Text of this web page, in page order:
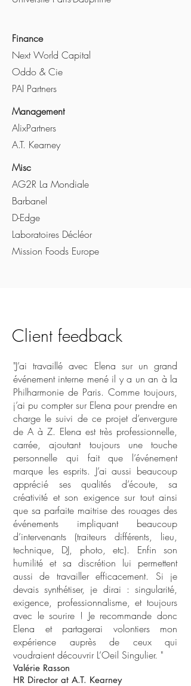
Finance
Next World Capital
Oddo & Cie
PAI Partners
Management
AlixPartners
A.T. Kearney
Misc
AG2R La Mondiale
Barbanel
D-Edge
Laboratoires Décléor
Mission Foods Europe
Client feedback
"J’ai travaillé avec Elena sur un grand
événement interne mené il y a un an à la
Philharmonie de Paris. Comme toujours,
j’ai pu compter sur Elena pour prendre en
charge le suivi de ce projet d’envergure
de A à Z. Elena est très professionnelle,
carrée, ajoutant toujours une touche
personnelle qui fait que l’événement
marque les esprits. J’ai aussi beaucoup
apprécié ses qualités d’écoute, sa
créativité et son exigence sur tout ainsi
que sa parfaite maitrise des rouages des
événements impliquant beaucoup
d’intervenants (traiteurs différents, lieu,
technique, DJ, photo, etc). Enfin son
humilité et sa discrétion lui permettent
aussi de travailler efficacement. Si je
devais synthétiser, je dirai : singularité,
exigence, professionnalisme, et toujours
avec le sourire ! Je recommande donc
Elena et partagerai volontiers mon
expérience auprès de ceux qui
voudraient découvrir L’Oeil Singulier. "
Valérie Rasson
HR Director at A.T. Kearney